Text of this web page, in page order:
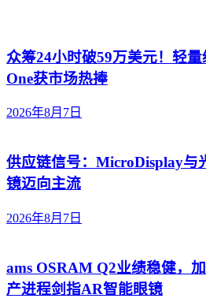
众筹24小时破59万美元！轻
One获市场热捧
2026年8月7日
供应链信号：MicroDisplay与
镜迈向主流
2026年8月7日
ams OSRAM Q2业绩稳健，
产进程剑指AR智能眼镜